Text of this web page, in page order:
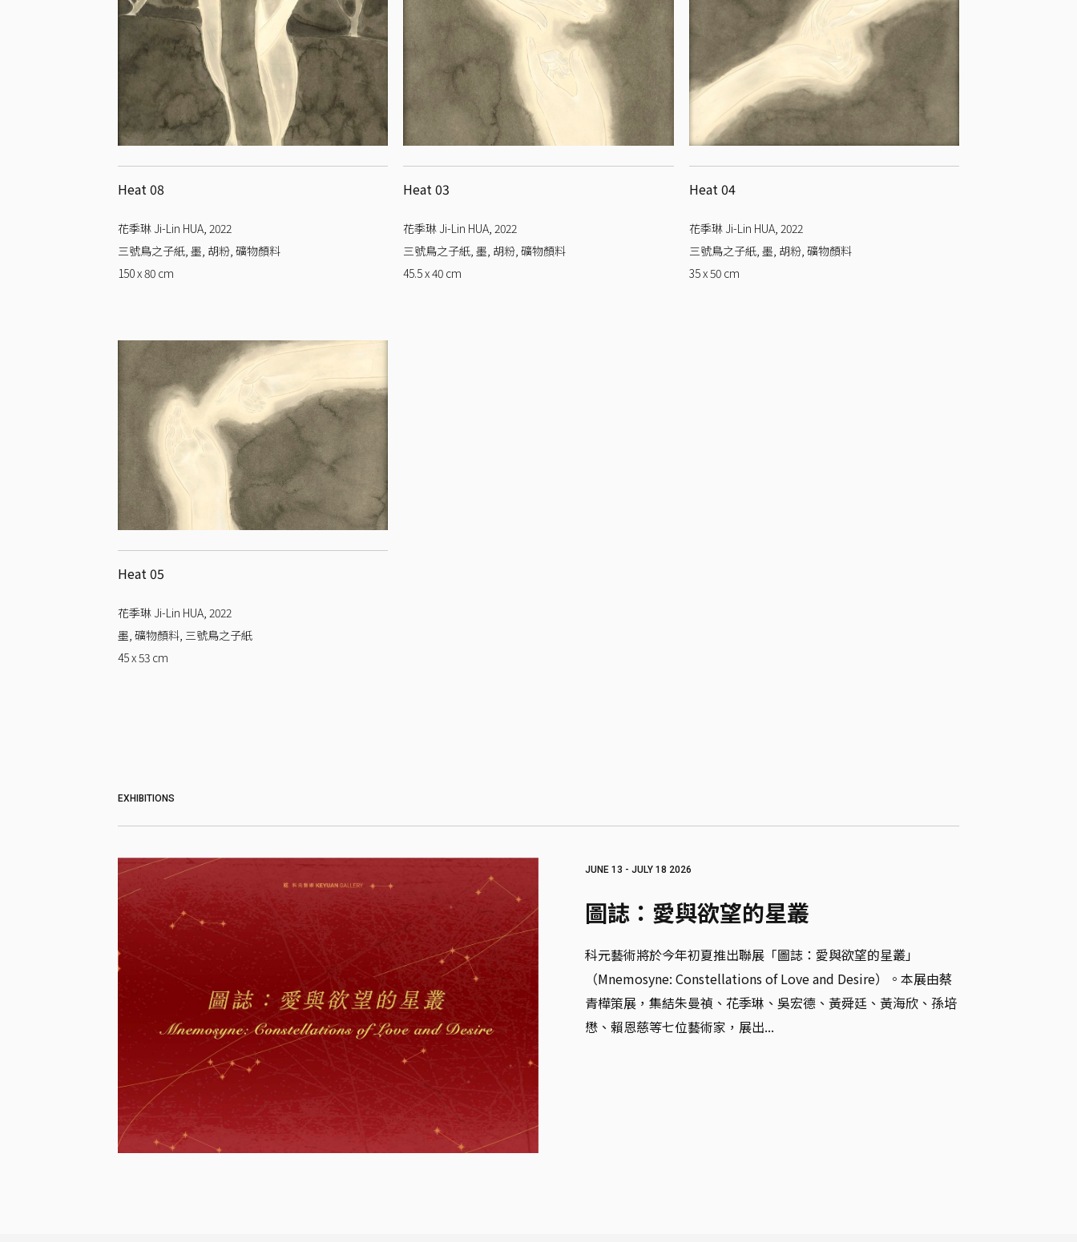
Heat 08
花季琳 Ji-Lin HUA 2022
三號鳥之子紙, 墨, 胡粉, 礦物顏料
150 x 80 cm
Heat 03
花季琳 Ji-Lin HUA 2022
三號鳥之子紙, 墨, 胡粉, 礦物顏料
45.5 x 40 cm
Heat 04
花季琳 Ji-Lin HUA, 2022
三號鳥之子紙, 墨, 胡粉, 礦物顏料
35 x 50cm
Heat 05
花季琳 Ji-Lin HUA 2022
墨, 礦物顏料, 三號鳥之子紙
45 x 53 cm
EXHIBITIONS
JUNE 13 - JULY 18 2026
圖誌：愛與欲望的星叢
科元藝術將於今年初夏推出聯展「圖誌：愛與欲望的星叢」
（Mnemosyne: Constellations of Love and Desire）。本展由蔡
青樺策展，集結朱曼禎、花季琳、吳宏德、黃舜廷、黃海欣、孫培
懋、賴恩慈等七位藝術家，展出...